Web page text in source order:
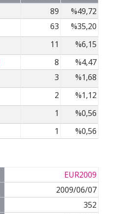
89
%49,72
63
%35,20
11
%6,15
8
%4,47
3
%1,68
2
%1,12
1
%0,56
1 %0,56
EUR2009
2009/06/07
352